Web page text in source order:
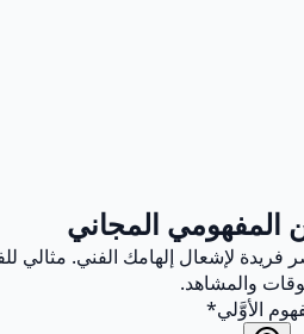
المفهومي المجاني
فريدة لإشعال إلهامك الفني.
والمشاهد.
الأوَّلي*